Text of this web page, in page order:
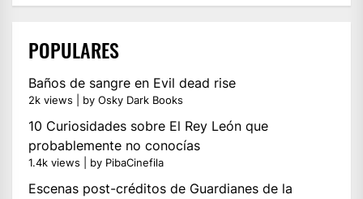
POPULARES
Baños de sangre en Evil dead rise
2k views by Osky Dark Books
10 Curiosidades sobre El Rey León que
probablemente no conocías
1.4k views by PibaCinefila
Escenas post-créditos de Guardianes de la